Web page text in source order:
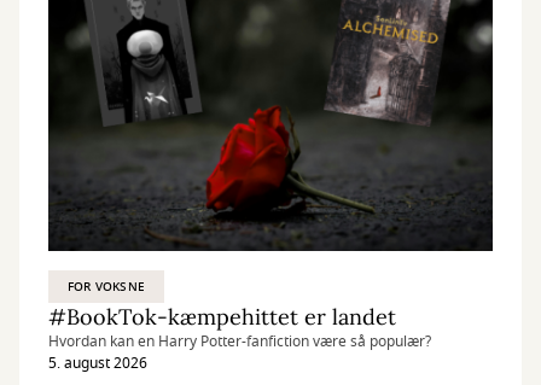
FOR VOKSNE
#BookTok-kæmpehittet er landet
Hvordan kan en Harry Potter-fanfiction være så populær?
5. august 2026